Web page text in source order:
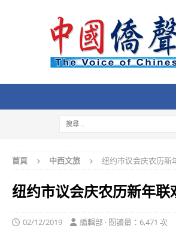
首頁 中西文旅 纽约市议会庆农历新
纽约市议会庆农历新年联
02/12/2019 編輯部 · 閱讀量：6,471 次